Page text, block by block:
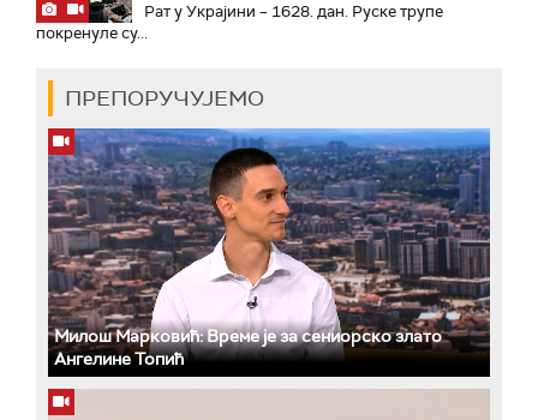
Рат у Украјини – 1628. дан. Руске трупе
покренуле су...
ПРЕПОРУЧУЈЕМО
Милош Марковић: Време је за сениорско злато
Ангелине Топић